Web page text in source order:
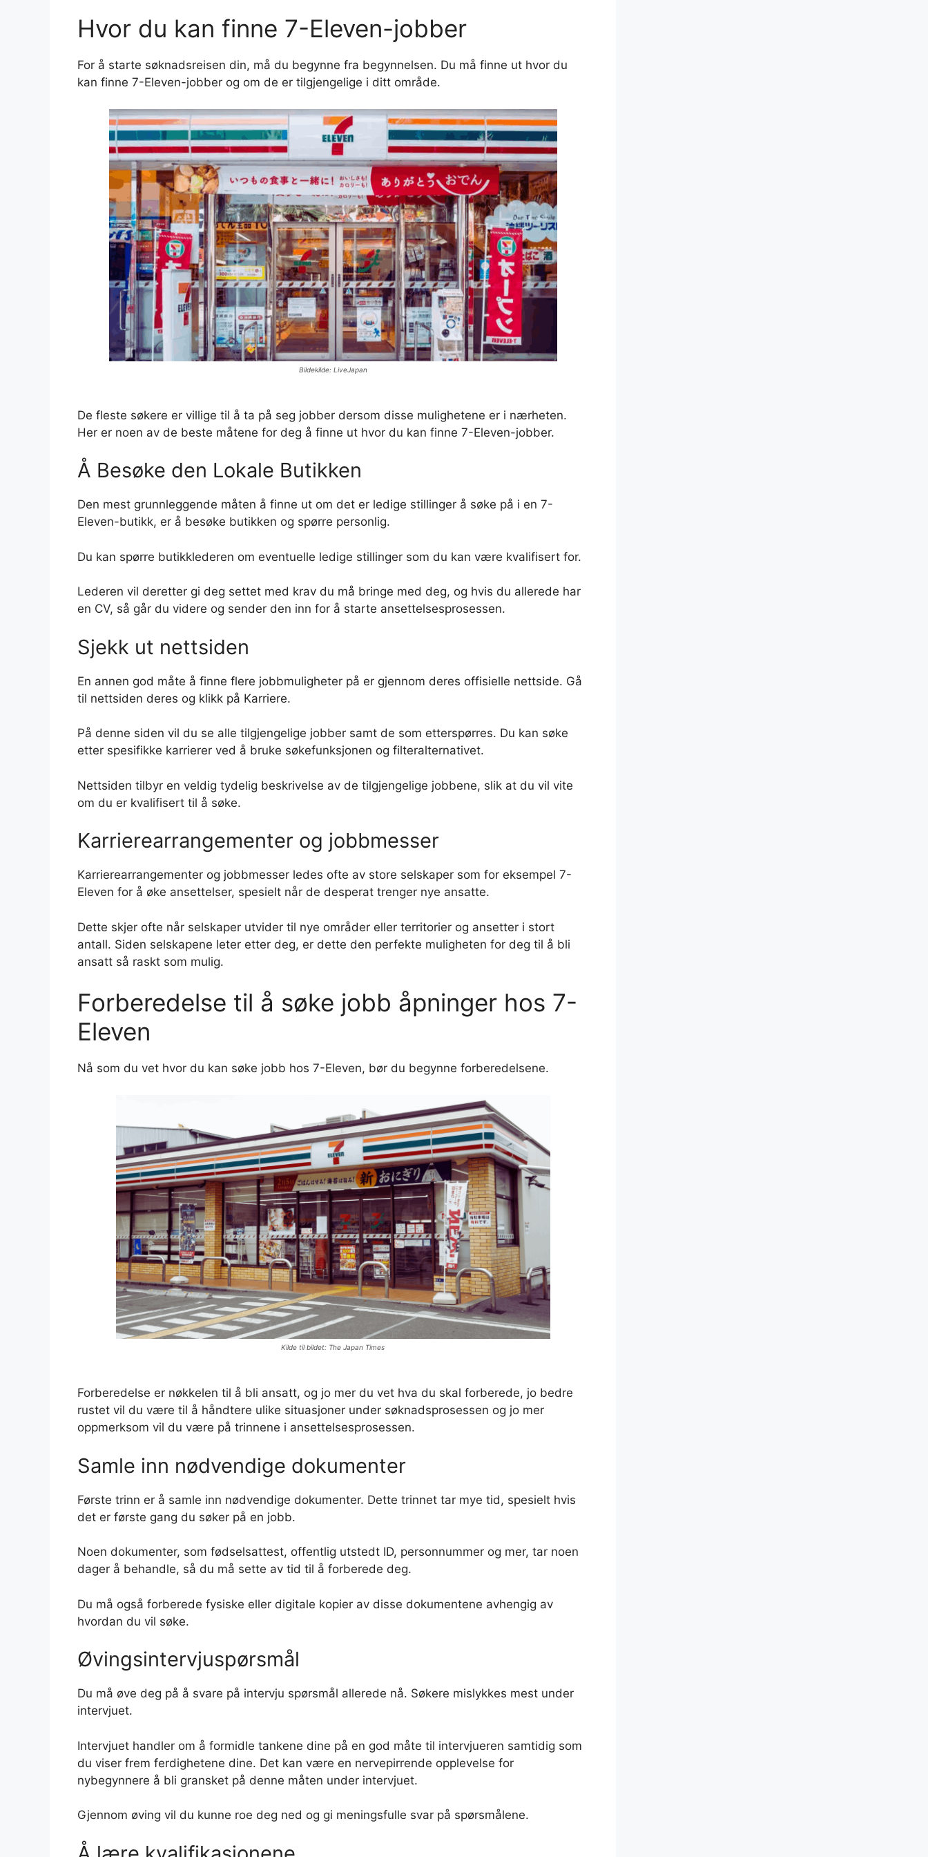
Hvor du kan finne 7-Eleven-jobber
For å starte søknadsreisen din, må du begynne fra begynnelsen. Du må finne ut hvor du
kan finne 7-Eleven-jobber og om de er tilgjengelige i ditt område.
Bildekilde: LiveJapan
De fleste søkere er villige til å ta på seg jobber dersom disse mulighetene er i nærheten.
Her er noen av de beste måtene for deg å finne ut hvor du kan finne 7-Eleven-jobber.
Å Besøke den Lokale Butikken
Den mest grunnleggende måten å finne ut om det er ledige stillinger å søke på i en 7-
Eleven-butikk, er å besøke butikken og spørre personlig.
Du kan spørre butikklederen om eventuelle ledige stillinger som du kan være kvalifisert for.
Lederen vil deretter gi deg settet med krav du må bringe med deg, og hvis du allerede har
en CV, så går du videre og sender den inn for å starte ansettelsesprosessen.
Sjekk ut nettsiden
En annen god måte å finne flere jobbmuligheter på er gjennom deres offisielle nettside. Gå
til nettsiden deres og klikk på Karriere.
På denne siden vil du se alle tilgjengelige jobber samt de som etterspørres. Du kan søke
etter spesifikke karrierer ved å bruke søkefunksjonen og filteralternativet.
Nettsiden tilbyr en veldig tydelig beskrivelse av de tilgjengelige jobbene, slik at du vil vite
om du er kvalifisert til å søke.
Karrierearrangementer og jobbmesser
Karrierearrangementer og jobbmesser ledes ofte av store selskaper som for eksempel 7-
Eleven for å øke ansettelser, spesielt når de desperat trenger nye ansatte.
Dette skjer ofte når selskaper utvider til nye områder eller territorier og ansetter i stort
antall. Siden selskapene leter etter deg, er dette den perfekte muligheten for deg til å bli
ansatt så raskt som mulig.
Forberedelse til å søke jobb åpninger hos 7-
Eleven
Nå som du vet hvor du kan søke jobb hos 7-Eleven, bør du begynne forberedelsene.
Kilde til bildet: The Japan Times
Forberedelse er nøkkelen til å bli ansatt, og jo mer du vet hva du skal forberede, jo bedre
rustet vil du være til å håndtere ulike situasjoner under søknadsprosessen og jo mer
oppmerksom vil du være på trinnene i ansettelsesprosessen.
Samle inn nødvendige dokumenter
Første trinn er å samle inn nødvendige dokumenter. Dette trinnet tar mye tid, spesielt hvis
det er første gang du søker på en jobb.
Noen dokumenter, som fødselsattest, offentlig utstedt ID, personnummer og mer, tar noen
dager å behandle, så du må sette av tid til å forberede deg.
Du må også forberede fysiske eller digitale kopier av disse dokumentene avhengig av
hvordan du vil søke.
Øvingsintervjuspørsmål
Du må øve deg på å svare på intervju spørsmål allerede nå. Søkere mislykkes mest under
intervjuet.
Intervjuet handler om å formidle tankene dine på en god måte til intervjueren samtidig som
du viser frem ferdighetene dine. Det kan være en nervepirrende opplevelse for
nybegynnere å bli gransket på denne måten under intervjuet.
Gjennom øving vil du kunne roe deg ned og gi meningsfulle svar på spørsmålene.